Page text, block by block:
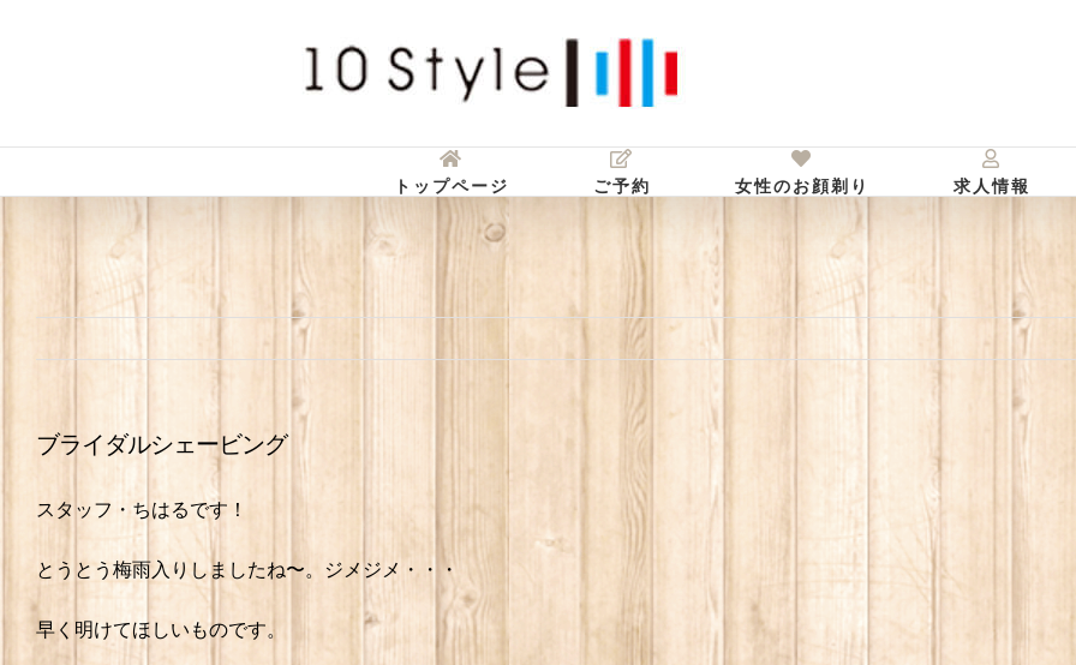
トップページ ご予約 女性のお顔剃り 求人情報
ブライダルシェービング
スタッフ・ちはるです！
とうとう梅雨入りしましたね〜。ジメジメ・・・
早く明けてほしいものです。